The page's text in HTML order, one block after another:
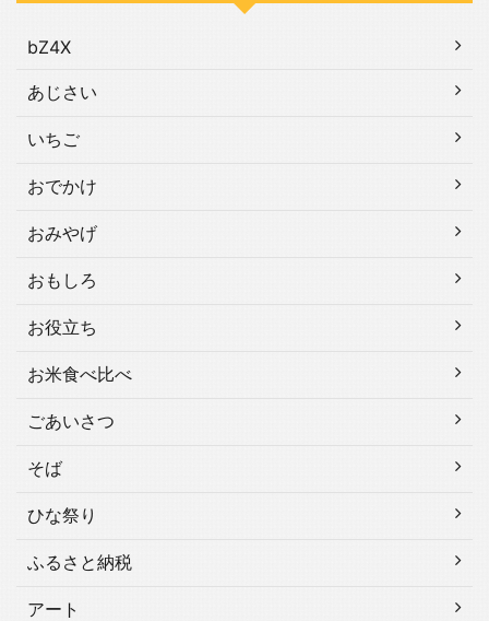
bZ4X
あじさい
いちご
おでかけ
おみやげ
おもしろ
お役立ち
お米食べ比べ
ごあいさつ
そば
ひな祭り
ふるさと納税
アート